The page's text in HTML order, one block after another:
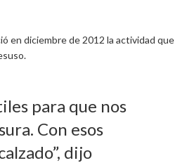
en diciembre de 2012 la actividad que
para que nos
Con esos
dijo